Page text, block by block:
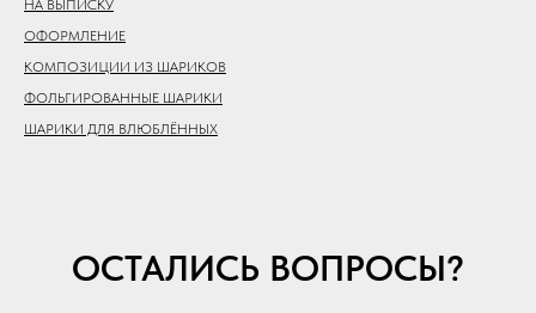
НА ВЫПИСКУ
ОФОРМЛЕНИЕ
КОМПОЗИЦИИ ИЗ ШАРИКОВ
ФОЛЬГИРОВАННЫЕ ШАРИКИ
ШАРИКИ ДЛЯ ВЛЮБЛЁННЫХ
ОСТАЛИСЬ ВОПРОСЫ?